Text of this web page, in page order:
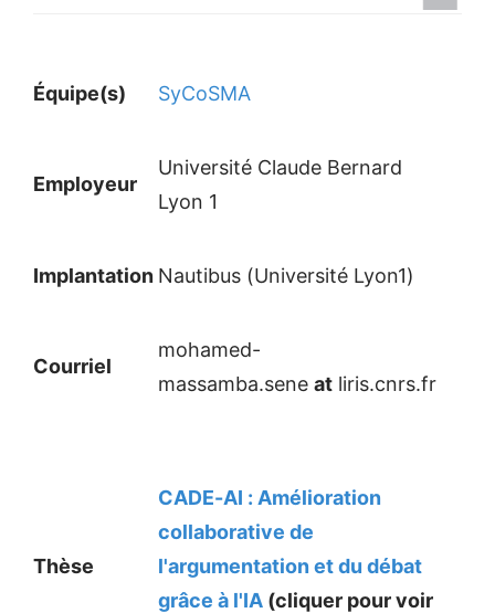
Équipe(s) SyCoSMA
Employeur
Université Claude Bernard
Lyon 1
Implantation Nautibus (Université Lyon1)
Courriel
mohamed-
massamba.sene at liris.cnrs.fr
Thèse
CADE-AI : Amélioration
collaborative de
l'argumentation et du débat
grâce à l'IA (cliquer pour voir